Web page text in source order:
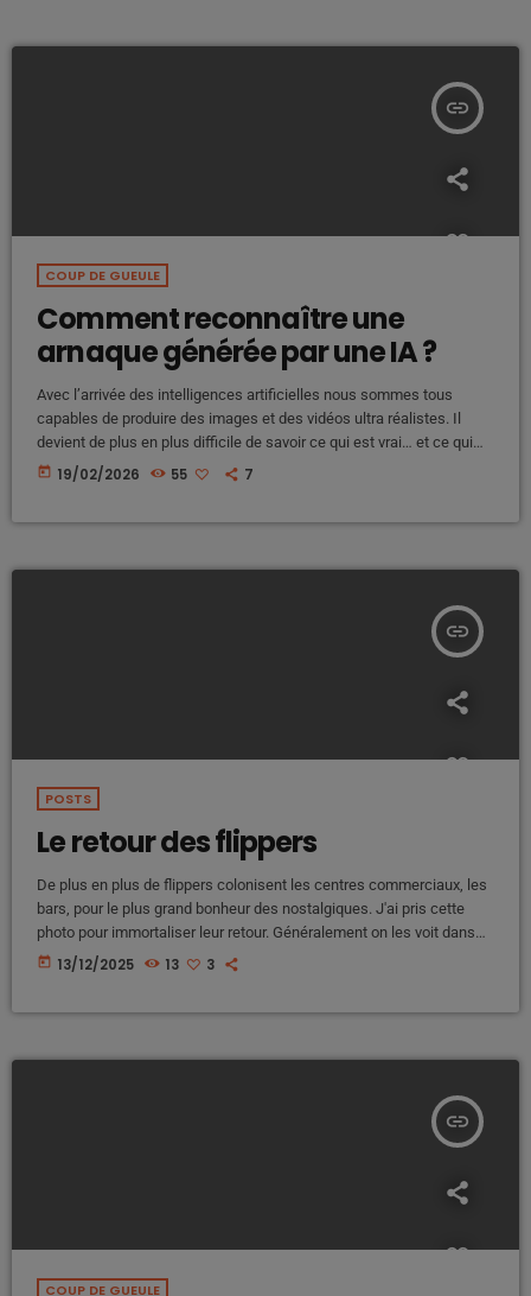
insert_link
COUP DE GUEULE
Comment reconnaître une
arnaque générée par une IA ?
Avec l’arrivée des intelligences artificielles nous sommes tous
capables de produire des images et des vidéos ultra réalistes. Il
devient de plus en plus difficile de savoir ce qui est vrai… et ce qui
est fabriqué. Pour les consommateurs, cela représente un risque :
today 19/02/2026 55 7
insert_link
POSTS
Le retour des flippers
De plus en plus de flippers colonisent les centres commerciaux, les
bars, pour le plus grand bonheur des nostalgiques. J'ai pris cette
photo pour immortaliser leur retour. Généralement on les voit dans
les nouvelles salles d'arcade Tape sur la photo pour dire que tu en
today 13/12/2025 13 3
insert_link
COUP DE GUEULE